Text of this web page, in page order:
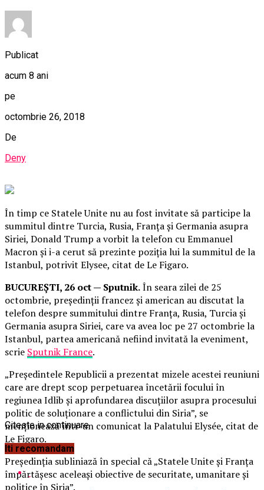
Publicat
acum 8 ani
pe
octombrie 26, 2018
De
Deny
În timp ce Statele Unite nu au fost invitate să participe la
summitul dintre Turcia, Rusia, Franța și Germania asupra
Siriei, Donald Trump a vorbit la telefon cu Emmanuel
Macron și i-a cerut să prezinte poziția lui la summitul de la
Istanbul, potrivit Elysee, citat de Le Figaro.
BUCUREȘTI, 26 oct — Sputnik.În seara zilei de 25
octombrie, președinții francez și american au discutat la
telefon despre summitului dintre Franța, Rusia, Turcia și
Germania asupra Siriei, care va avea loc pe 27 octombrie la
Istanbul, partea americană nefiind invitată la eveniment,
scrie Sputnik France.
„Președintele Republicii a prezentat mizele acestei reuniuni
care are drept scop perpetuarea încetării focului în
regiunea Idlib și aprofundarea discuțiilor asupra procesului
politic de soluționare a conflictului din Siria”, se
menționează într-un comunicat la Palatului Elysée, citat de
Le Figaro.
Președinția subliniază în special că „Statele Unite și Franța
împărtășesc aceleași obiective de securitate, umanitare și
politice în Siria”.
Citeste in continuare
Iti recomandam